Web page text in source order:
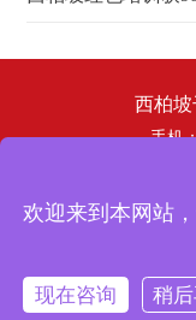
西柏
手机
地址：西
Copyright © 2024 西
19035902号-3
欢迎来到本网站
现在咨询
稍